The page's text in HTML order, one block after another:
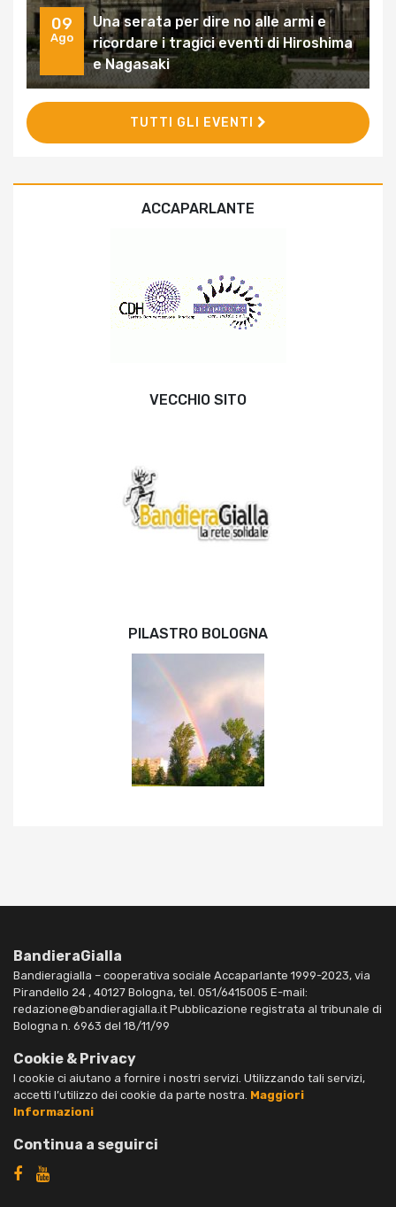
09
Ago
Una serata per dire no alle armi e
ricordare i tragici eventi di Hiroshima
e Nagasaki
TUTTI GLI EVENTI
ACCAPARLANTE
VECCHIO SITO
PILASTRO BOLOGNA
BandieraGialla
Bandieragialla – cooperativa sociale Accaparlante 1999-2023, via
Pirandello 24 , 40127 Bologna, tel. 051/6415005 E-mail:
redazione@bandieragialla.it Pubblicazione registrata al tribunale di
Bologna n. 6963 del 18/11/99
Cookie & Privacy
I cookie ci aiutano a fornire i nostri servizi. Utilizzando tali servizi,
accetti l’utilizzo dei cookie da parte nostra. Maggiori
Informazioni
Continua a seguirci